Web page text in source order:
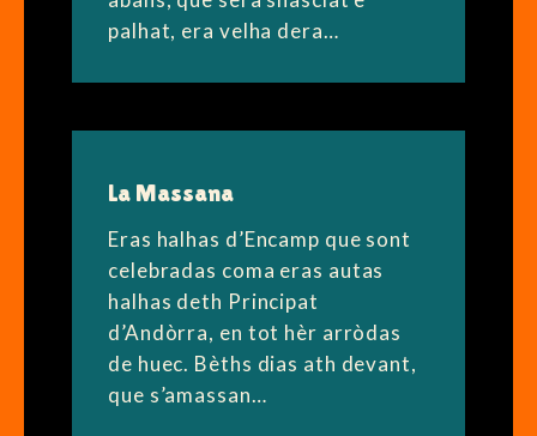
palhat, era velha dera…
La Massana
Eras halhas d’Encamp que sont
celebradas coma eras autas
halhas deth Principat
d’Andòrra, en tot hèr arròdas
de huec. Bèths dias ath devant,
que s’amassan…